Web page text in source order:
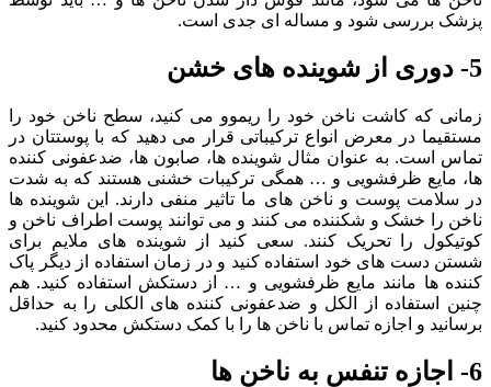
پزشک بررسی شود و مساله ای جدی است.
5- دوری از شوینده های خشن
زمانی که کاشت ناخن خود را ریموو می کنید، سطح ناخن خود را
مستقیما در معرض انواع ترکیباتی قرار می دهید که با پوستتان در
تماس است. به عنوان مثال شوینده ها، صابون ها، ضدعفونی کننده
ها، مایع ظرفشویی و … همگی ترکیبات خشنی هستند که به شدت
در سلامت پوست و ناخن های ما تاثیر منفی دارند. این شوینده ها
ناخن را خشک و شکننده می کنند و می توانند پوست اطراف ناخن و
کوتیکول را تحریک کنند. سعی کنید از شوینده های ملایم برای
شستن دست های خود استفاده کنید و در زمان استفاده از دیگر پاک
کننده ها مانند مایع ظرفشویی و … از دستکش استفاده کنید. هم
چنین استفاده از الکل و ضدعفونی کننده های الکلی را به حداقل
برسانید و اجازه تماس با ناخن ها را با کمک دستکش محدود کنید.
6- اجازه تنفس به ناخن ها